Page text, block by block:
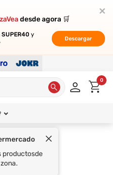
desde agora 🛒
SUPER40 y
Descargar
desde agora 🛒
SUPER40 y
Descargar
0
productosde